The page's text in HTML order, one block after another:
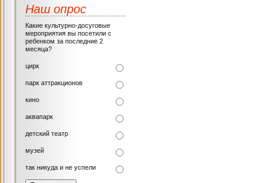
Наш опрос
Какие культурно-досуговые
мероприятия вы посетили с
ребенком за последние 2
месяца?
цирк
парк аттракционов
кино
аквапарк
детский театр
музей
так никуда и не успели